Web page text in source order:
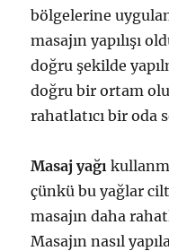
bölgelerine
masajın yapılışı
doğru şekilde
doğru bir ortam
rahatlatıcı bir oda
Masaj yağı
çünkü bu yağlar
masajın daha
Masajın nasıl